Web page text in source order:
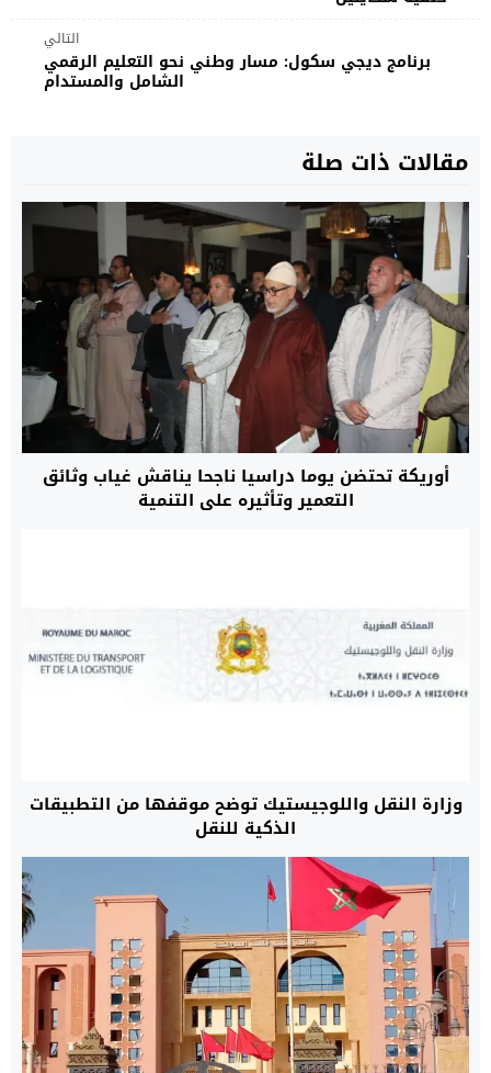
التالي
برنامج ديجي سكول: مسار وطني نحو التعليم الرقمي
الشامل والمستدام
مقالات ذات صلة
أوريكة تحتضن يوما دراسيا ناجحا يناقش غياب وثائق
التعمير وتأثيره على التنمية
وزارة النقل واللوجيستيك توضح موقفها من التطبيقات
الذكية للنقل